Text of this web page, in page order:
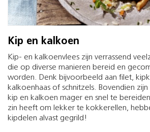
Kip en kalkoen
Kip- en kalkoenvlees zijn verrassend
die op diverse manieren bereid en
worden. Denk bijvoorbeeld aan filet,
kalkoenhaas of schnitzels. Bovendien
kip en kalkoen mager en snel te
zin heeft om lekker te kokkerellen,
kipdelen alvast gegrild!